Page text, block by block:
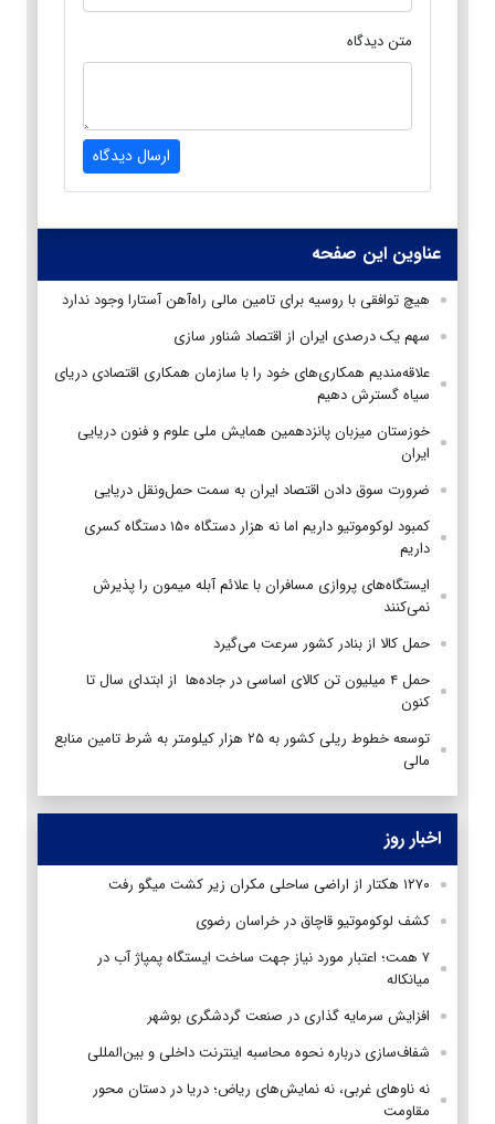
متن دیدگاه
ارسال دیدگاه
عناوین این صفحه
هیچ توافقی با روسیه برای تامین مالی راه‌آهن آستارا وجود ندارد
سهم یک درصدی ایران از اقتصاد شناور سازی
علاقه‌مندیم همکاری‌های خود را با سازمان همکاری اقتصادی دریای
سیاه گسترش دهیم
خوزستان میزبان پانزدهمین همایش ملی علوم و فنون دریایی
ایران
ضرورت سوق دادن اقتصاد ایران به سمت حمل‌ونقل دریایی
کمبود لوکوموتیو داریم اما نه هزار دستگاه ۱۵۰ دستگاه کسری
داریم
ایستگاه‌های پروازی مسافران با علائم آبله میمون را پذیرش
نمی‌کنند
حمل کالا از بنادر کشور سرعت می‌گیرد
حمل ۴ میلیون تن کالای اساسی در جاده‌ها از ابتدای سال تا
کنون
توسعه خطوط ریلی کشور به ۲۵ هزار کیلومتر به شرط تامین منابع
مالی
اخبار روز
۱۲۷۰ هکتار از اراضی ساحلی مکران زیر کشت میگو رفت
کشف لوکوموتیو قاچاق در خراسان رضوی
۷ همت؛ اعتبار مورد نیاز جهت ساخت ایستگاه پمپاژ آب در
میانکاله
افزایش سرمایه گذاری در صنعت گردشگری بوشهر
شفاف‌سازی درباره نحوه محاسبه اینترنت داخلی و بین‌المللی
نه ناوهای غربی، نه نمایش‌های ریاض؛ دریا در دستان محور
مقاومت